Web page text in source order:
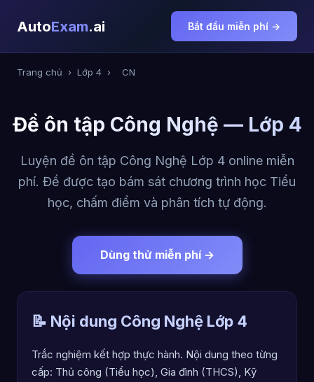
AutoExam.ai Bắt đầu miễn phí →
Trang chủ › Lớp 4 › CN
Đề ôn tập Công Nghệ — Lớp 4
Luyện đề ôn tập Công Nghệ Lớp 4 online miễn
phí. Đề được tạo bám sát chương trình học Tiểu
học, chấm điểm và phân tích tự động.
Dùng thử miễn phí →
📝 Nội dung Công Nghệ Lớp 4
Trắc nghiệm kết hợp thực hành. Nội dung theo từng
cấp: Thủ công (Tiểu học), Gia đình (THCS), Kỹ